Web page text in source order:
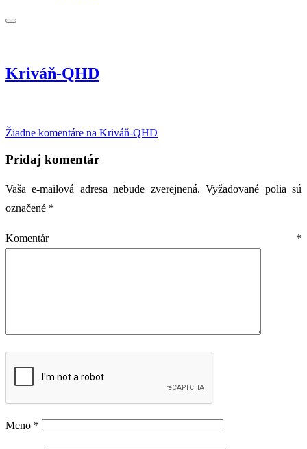
Kriváň-QHD
Žiadne komentáre na Kriváň-QHD
Pridaj komentár
Vaša e-mailová adresa nebude zverejnená. Vyžadované polia sú
označené *
Komentár *
Meno *